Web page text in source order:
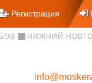
Регистрация
НИЖНИЙ